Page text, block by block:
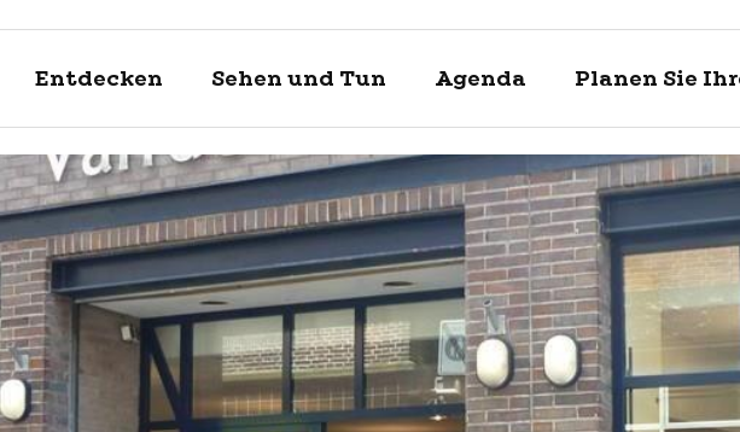
Entdecken Sehen und Tun Agenda Planen Sie